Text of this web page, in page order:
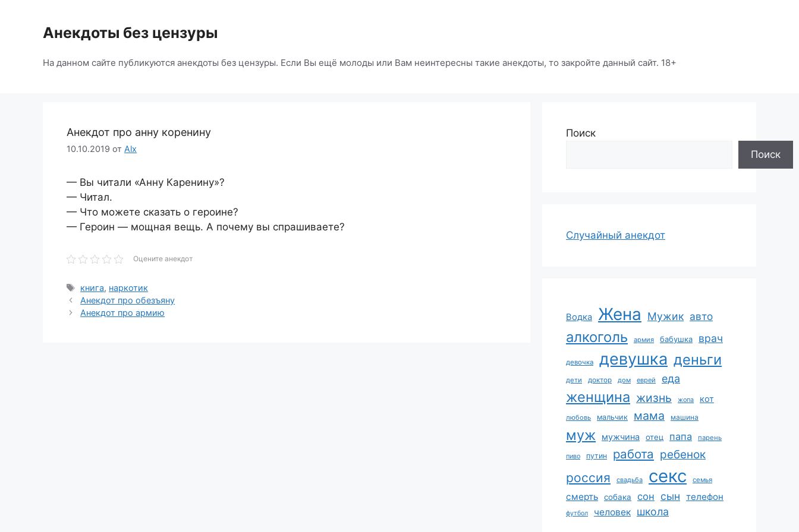
содержимомуАнекдоты без цензуры
На данном сайте публикуются анекдоты без цензуры. Если Вы ещё молоды или Вам неинтересны такие анекдоты, то закройте данный сайт. 18+
Анекдот про анну коренину
10.10.2019 от Alx
— Вы читали «Анну Каренину»?
— Читал.
— Что можете сказать о героине?
— Героин — мощная вещь. А почему вы спрашиваете?
Оцените анекдот
Метки
книга, наркотик
Анекдот про обезъяну
Анекдот про армию
Поиск
Поиск
Случайный анекдот
Водка Жена Мужик авто
алкоголь армия бабушка врач
девочка девушка деньги
дети доктор дом еврей еда
женщина жизнь жопа кот
любовь мальчик мама машина
муж мужчина отец папа парень
пиво путин работа ребенок
россия свадьба секс семья
смерть собака сон сын телефон
футбол человек школа